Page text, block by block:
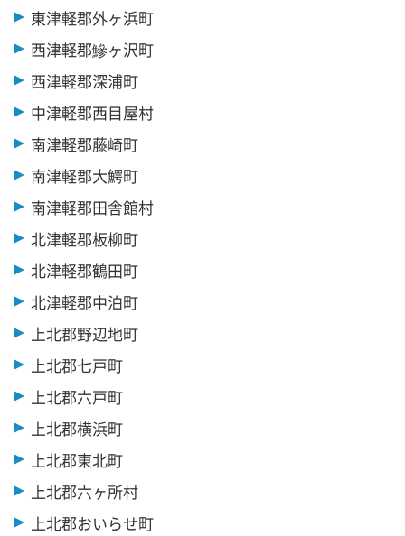
東津軽郡外ヶ浜町
西津軽郡鰺ヶ沢町
西津軽郡深浦町
中津軽郡西目屋村
南津軽郡藤崎町
南津軽郡大鰐町
南津軽郡田舎館村
北津軽郡板柳町
北津軽郡鶴田町
北津軽郡中泊町
上北郡野辺地町
上北郡七戸町
上北郡六戸町
上北郡横浜町
上北郡東北町
上北郡六ヶ所村
上北郡おいらせ町